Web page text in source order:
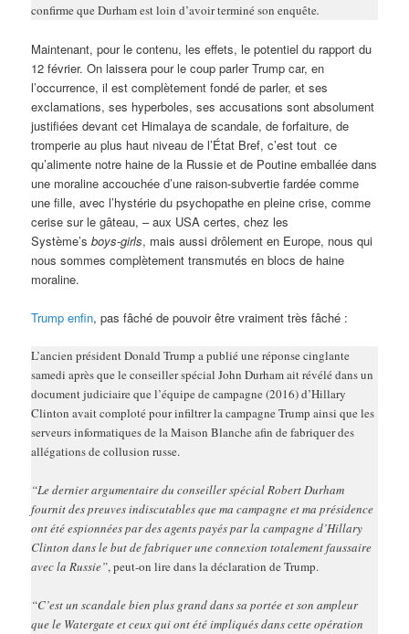
confirme que Durham est loin d’avoir terminé son enquête.
Maintenant, pour le contenu, les effets, le potentiel du rapport du
12 février. On laissera pour le coup parler Trump car, en
l’occurrence, il est complètement fondé de parler, et ses
exclamations, ses hyperboles, ses accusations sont absolument
justifiées devant cet Himalaya de scandale, de forfaiture, de
tromperie au plus haut niveau de l’État Bref, c’est tout ce
qu’alimente notre haine de la Russie et de Poutine emballée dans
une moraline accouchée d’une raison-subvertie fardée comme
une fille, avec l’hystérie du psychopathe en pleine crise, comme
cerise sur le gâteau, – aux USA certes, chez les
Système’sboys-girls, mais aussi drôlement en Europe, nous qui
nous sommes complètement transmutés en blocs de haine
moraline.
Trump enfin, pas fâché de pouvoir être vraiment très fâché :
L’ancien président Donald Trump a publié une réponse cinglante
samedi après que le conseiller spécial John Durham ait révélé dans un
document judiciaire que l’équipe de campagne (2016) d’Hillary
Clinton avait comploté pour infiltrer la campagne Trump ainsi que les
serveurs informatiques de la Maison Blanche afin de fabriquer des
allégations de collusion russe.
“Le dernier argumentaire du conseiller spécial Robert Durham
fournit des preuves indiscutables que ma campagne et ma présidence
ont été espionnées par des agents payés par la campagne d’Hillary
Clinton dans le but de fabriquer une connexion totalement faussaire
avec la Russie”, peut-on lire dans la déclaration de Trump.
“C’est un scandale bien plus grand dans sa portée et son ampleur
que le Watergate et ceux qui ont été impliqués dans cette opération